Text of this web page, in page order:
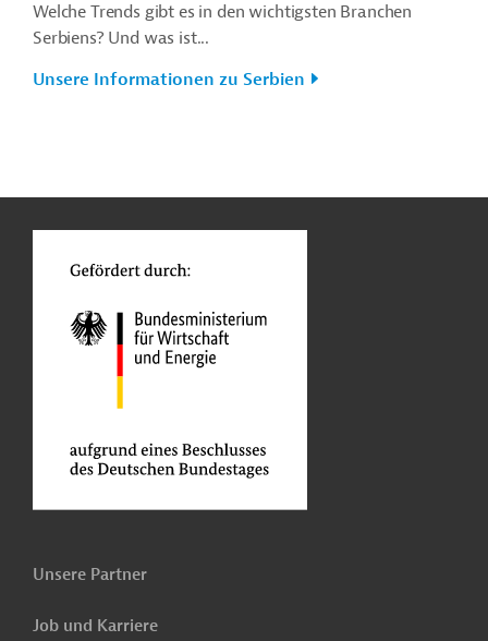
Welche Trends gibt es in den wichtigsten Branchen
Serbiens? Und was ist...
Unsere Informationen zu Serbien
Unsere Partner
Job und Karriere